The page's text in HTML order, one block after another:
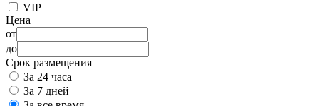
VIP
Цена
от
до
Срок размещения
За 24 часа
За 7 дней